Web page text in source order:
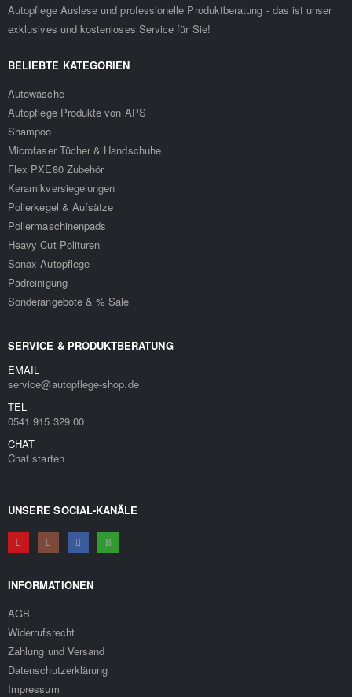
Autopflege Auslese und professionelle Produktberatung - das ist unser
exklusives und kostenloses Service für Sie!
BELIEBTE KATEGORIEN
Autowäsche
Autopflege Produkte von APS
Shampoo
Microfaser Tücher & Handschuhe
Flex PXE80 Zubehör
Keramikversiegelungen
Polierkegel & Aufsätze
Poliermaschinenpads
Heavy Cut Polituren
Sonax Autopflege
Padreinigung
Sonderangebote & % Sale
SERVICE & PRODUKTBERATUNG
EMAIL
service@autopflege-shop.de
TEL
0541 915 329 00
CHAT
Chat starten
UNSERE SOCIAL-KANÄLE
INFORMATIONEN
AGB
Widerrufsrecht
Zahlung und Versand
Datenschutzerklärung
Impressum